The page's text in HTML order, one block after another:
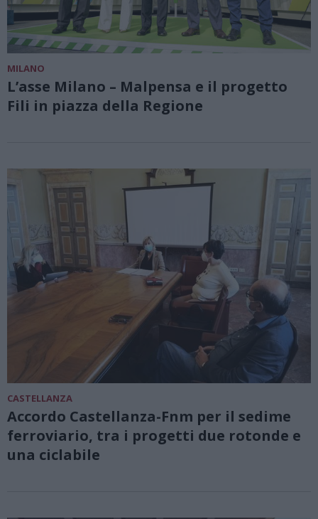
MILANO
L’asse Milano – Malpensa e il progetto
Fili in piazza della Regione
CASTELLANZA
Accordo Castellanza-Fnm per il sedime
ferroviario, tra i progetti due rotonde e
una ciclabile